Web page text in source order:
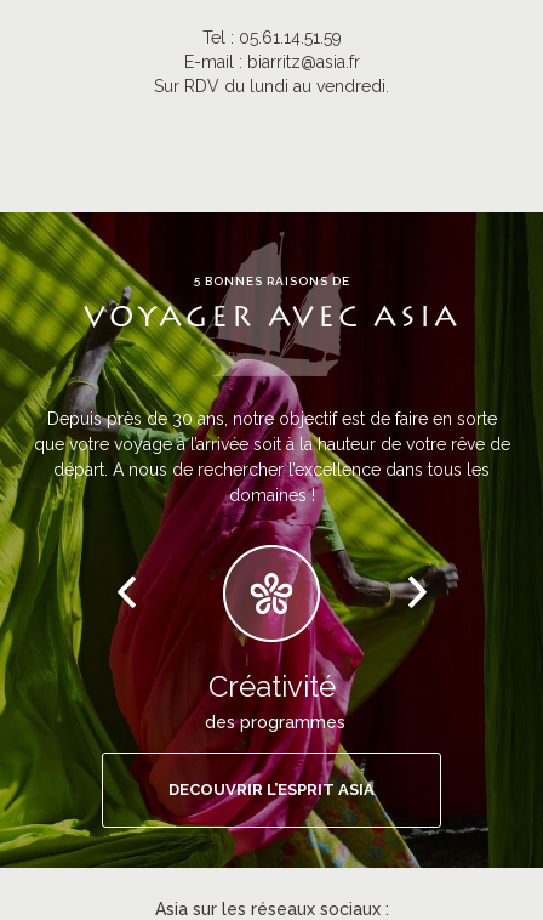
Tel : 05.61.14.51.59
E-mail : biarritz@asia.fr
Sur RDV du lundi au vendredi.
5 BONNES RAISONS DE
VOYAGER AVEC ASIA
Depuis près de 30 ans, notre objectif est de faire en sorte
que votre voyage à l’arrivée soit à la hauteur de votre rêve de
départ. A nous de rechercher l’excellence dans tous les
domaines !
Créativité
des programmes
DECOUVRIR L’ESPRIT ASIA
Asia sur les réseaux sociaux :